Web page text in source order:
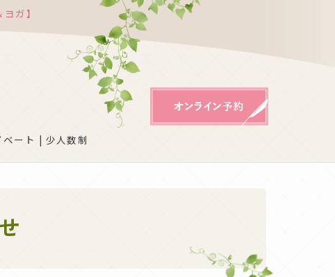
ガ】
ート | 少人数制